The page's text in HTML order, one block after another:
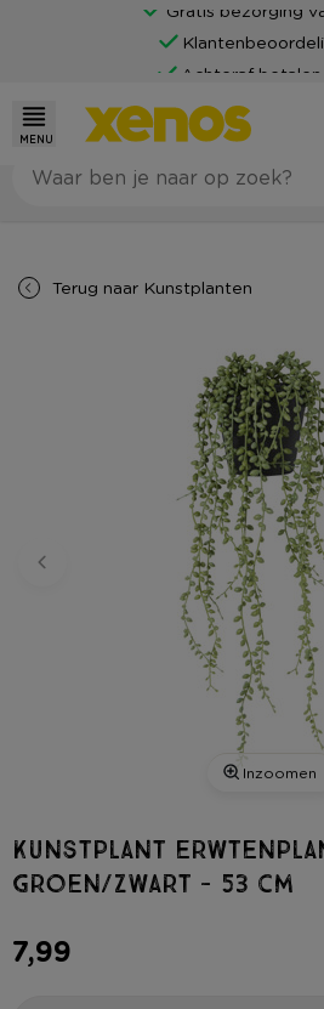
Gratis bezorging
Achteraf
MENU
Terug naar Kunstplanten
Inzoomen
Kunstplant
groen/zwart - 53 cm
7,99